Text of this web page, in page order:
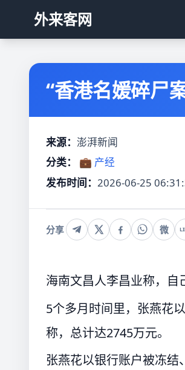
外来客网
“香港名媛碎尸
来源： 澎湃新闻
分类：
💼 产经
发布时间： 2026-06-25
分享 微
海南文昌人李昌业称，自
5个多月时间里，张燕花
称，总计达2745万元。
张燕花以银行账户被冻